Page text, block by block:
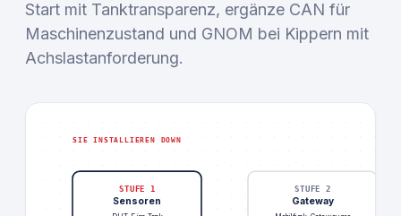
Start mit Tanktransparenz, ergänze CAN für
Maschinenzustand und GNOM bei Kippern mit
Achslastanforderung.
STUFE 1
Sensoren
STUFE 2
Gateway
SIE INSTALLIEREN DOWN